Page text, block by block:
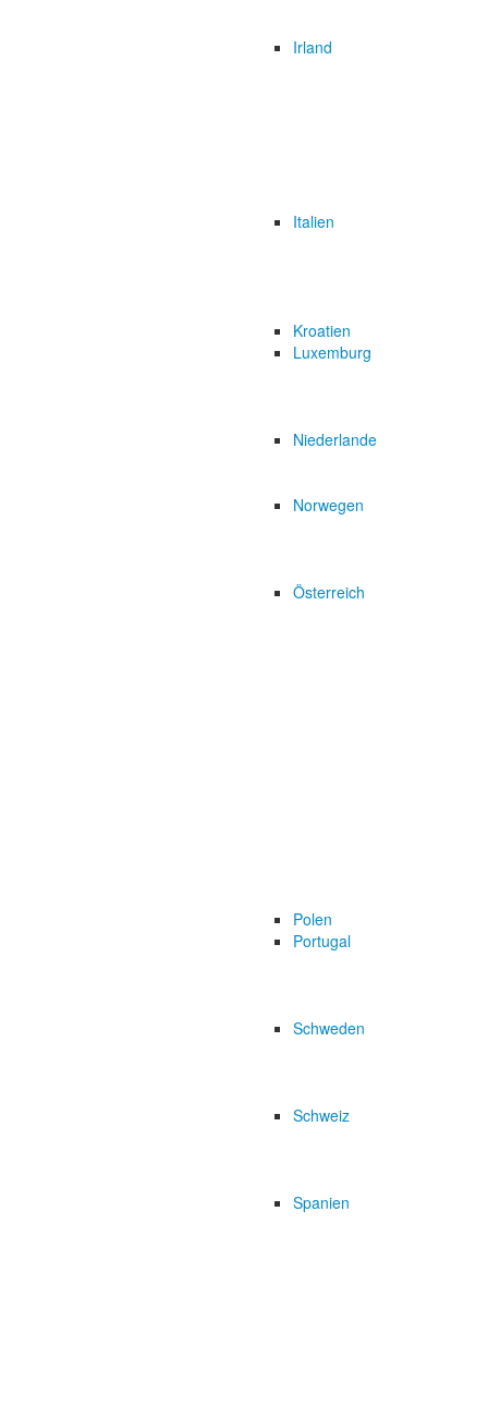
Irland
Italien
Kroatien
Luxemburg
Niederlande
Norwegen
Österreich
Polen
Portugal
Schweden
Schweiz
Spanien